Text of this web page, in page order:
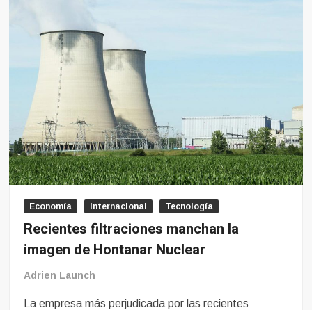
Economía Internacional Tecnología
Recientes filtraciones manchan la
imagen de Hontanar Nuclear
Adrien Launch
La empresa más perjudicada por las recientes